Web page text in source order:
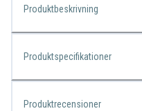
Produktbeskrivning
Produktspecifikationer
Produktrecensioner